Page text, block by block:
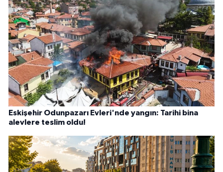
Eskişehir Odunpazarı Evleri'nde yangın: Tarihi bina
alevlere teslim oldu!